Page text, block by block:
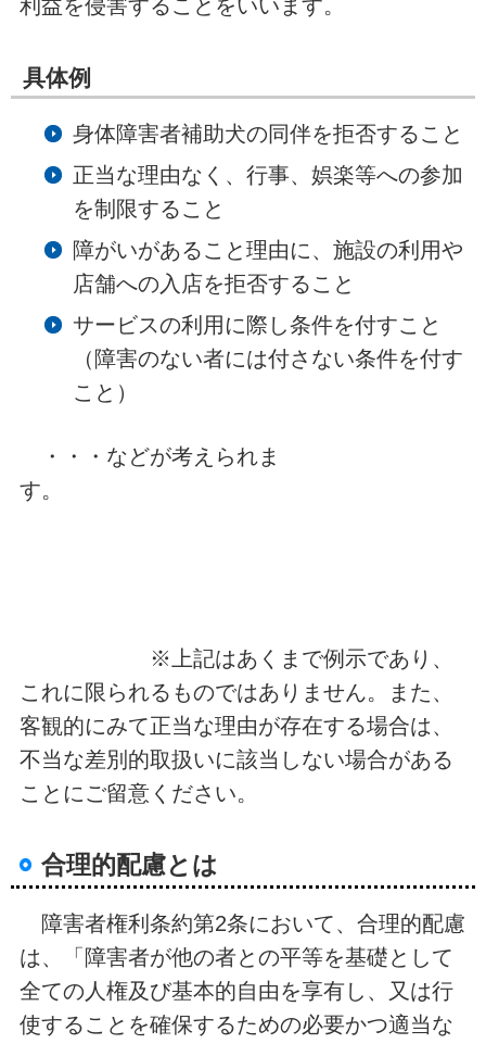
利益を侵害することをいいます。
具体例
身体障害者補助犬の同伴を拒否すること
正当な理由なく、行事、娯楽等への参加
を制限すること
障がいがあること理由に、施設の利用や
店舗への入店を拒否すること
サービスの利用に際し条件を付すこと
（障害のない者には付さない条件を付す
こと）
・・・などが考えられま
す。
※上記はあくまで例示であり、
これに限られるものではありません。また、
客観的にみて正当な理由が存在する場合は、
不当な差別的取扱いに該当しない場合がある
ことにご留意ください。
合理的配慮とは
障害者権利条約第2条において、合理的配慮
は、「障害者が他の者との平等を基礎として
全ての人権及び基本的自由を享有し、又は行
使することを確保するための必要かつ適当な